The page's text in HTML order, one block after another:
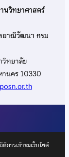
นวิทยาศาสตร์
ยาณิวัฒนา กรม
ทยาลัย
นคร 10330
การเข้าชมเว็บไซต์